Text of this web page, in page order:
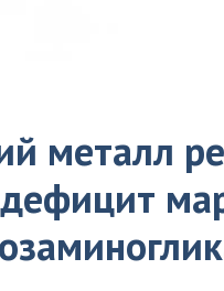
металл